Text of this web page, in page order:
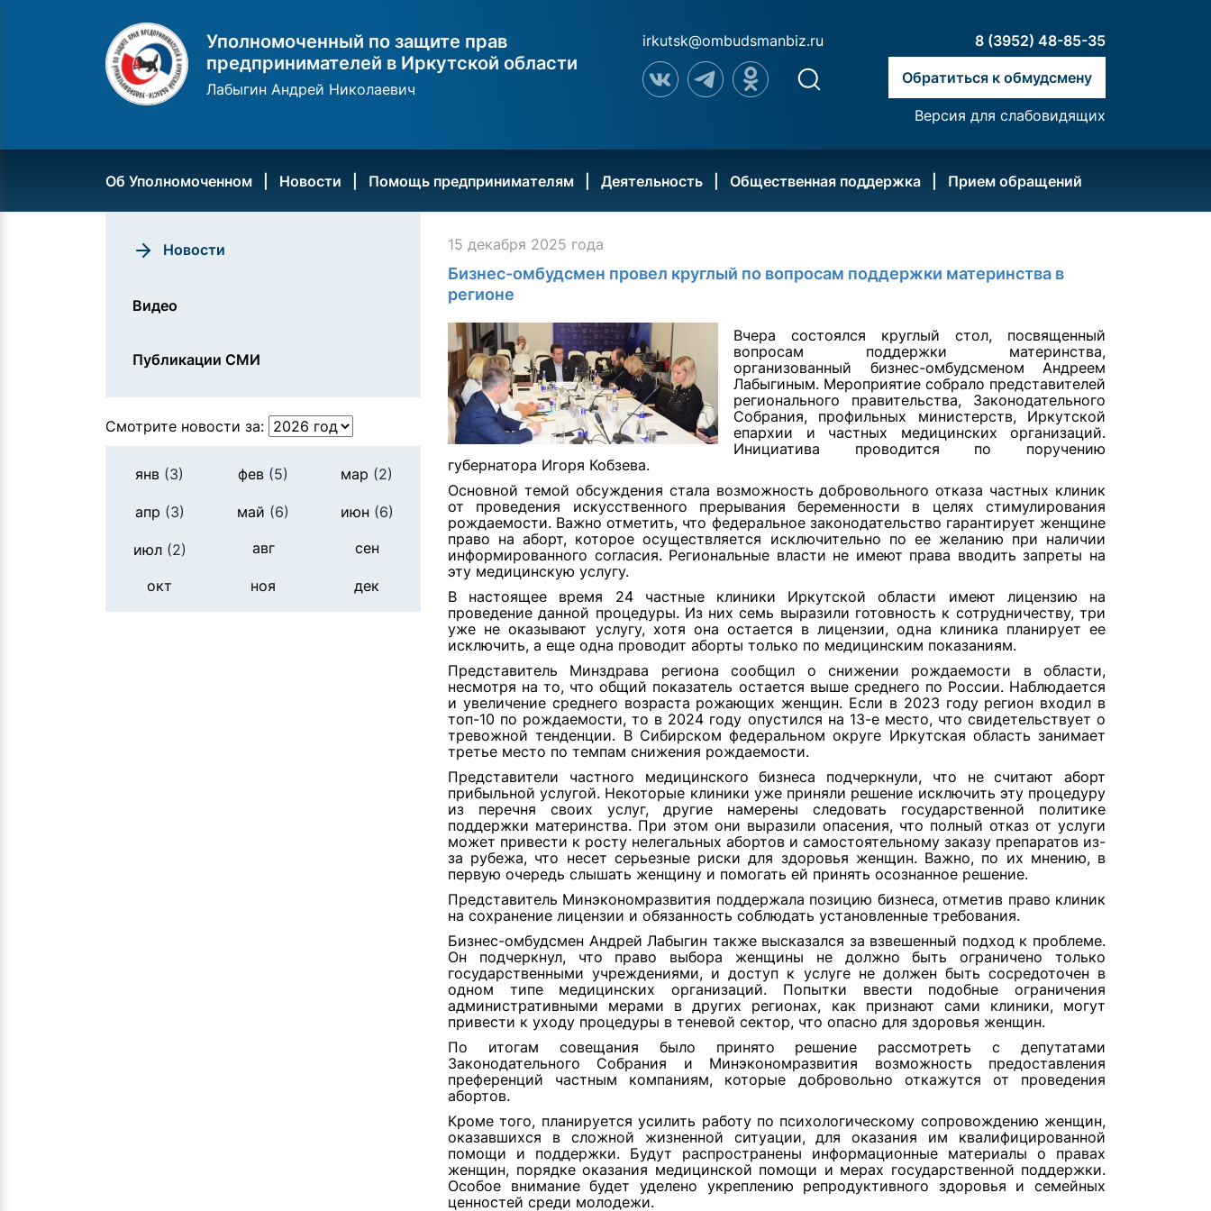
Уполномоченный по защите прав
предпринимателей в Иркутской области
Лабыгин Андрей Николаевич
irkutsk@ombudsmanbiz.ru 8 (3952) 48-85-35
Обратиться к обмудсмену
Версия для слабовидящих
Об Уполномоченном Новости Помощь предпринимателям Деятельность Общественная поддержка Прием обращений
Новости
Видео
Публикации СМИ
Смотрите новости за:
янв (3) фев (5) мар (2)
апр (3) май (6) июн (6)
июл(2) авг сен
окт ноя дек
15 декабря 2025 года
Бизнес-омбудсмен провел круглый по вопросам поддержки материнства в
регионе
Вчера состоялся круглый стол, посвященный
вопросам поддержки материнства,
организованный бизнес-омбудсменом Андреем
Лабыгиным. Мероприятие собрало представителей
регионального правительства, Законодательного
Собрания, профильных министерств, Иркутской
епархии и частных медицинских организаций.
Инициатива проводится по поручению
губернатора Игоря Кобзева.
Основной темой обсуждения стала возможность добровольного отказа частных клиник
от проведения искусственного прерывания беременности в целях стимулирования
рождаемости. Важно отметить, что федеральное законодательство гарантирует женщине
право на аборт, которое осуществляется исключительно по ее желанию при наличии
информированного согласия. Региональные власти не имеют права вводить запреты на
эту медицинскую услугу.
В настоящее время 24 частные клиники Иркутской области имеют лицензию на
проведение данной процедуры. Из них семь выразили готовность к сотрудничеству, три
уже не оказывают услугу, хотя она остается в лицензии, одна клиника планирует ее
исключить, а еще одна проводит аборты только по медицинским показаниям.
Представитель Минздрава региона сообщил о снижении рождаемости в области,
несмотря на то, что общий показатель остается выше среднего по России. Наблюдается
и увеличение среднего возраста рожающих женщин. Если в 2023 году регион входил в
топ-10 по рождаемости, то в 2024 году опустился на 13-е место, что свидетельствует о
тревожной тенденции. В Сибирском федеральном округе Иркутская область занимает
третье место по темпам снижения рождаемости.
Представители частного медицинского бизнеса подчеркнули, что не считают аборт
прибыльной услугой. Некоторые клиники уже приняли решение исключить эту процедуру
из перечня своих услуг, другие намерены следовать государственной политике
поддержки материнства. При этом они выразили опасения, что полный отказ от услуги
может привести к росту нелегальных абортов и самостоятельному заказу препаратов из-
за рубежа, что несет серьезные риски для здоровья женщин. Важно, по их мнению, в
первую очередь слышать женщину и помогать ей принять осознанное решение.
Представитель Минэкономразвития поддержала позицию бизнеса, отметив право клиник
на сохранение лицензии и обязанность соблюдать установленные требования.
Бизнес-омбудсмен Андрей Лабыгин также высказался за взвешенный подход к проблеме.
Он подчеркнул, что право выбора женщины не должно быть ограничено только
государственными учреждениями, и доступ к услуге не должен быть сосредоточен в
одном типе медицинских организаций. Попытки ввести подобные ограничения
административными мерами в других регионах, как признают сами клиники, могут
привести к уходу процедуры в теневой сектор, что опасно для здоровья женщин.
По итогам совещания было принято решение рассмотреть с депутатами
Законодательного Собрания и Минэкономразвития возможность предоставления
преференций частным компаниям, которые добровольно откажутся от проведения
абортов.
Кроме того, планируется усилить работу по психологическому сопровождению женщин,
оказавшихся в сложной жизненной ситуации, для оказания им квалифицированной
помощи и поддержки. Будут распространены информационные материалы о правах
женщин, порядке оказания медицинской помощи и мерах государственной поддержки.
Особое внимание будет уделено укреплению репродуктивного здоровья и семейных
ценностей среди молодежи.